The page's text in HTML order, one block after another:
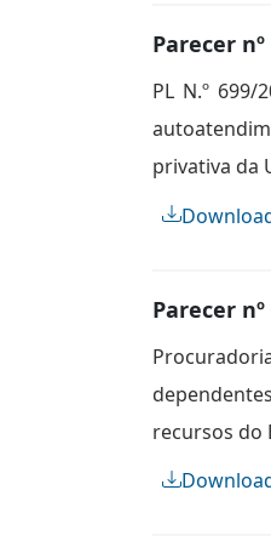
Parecer
PL N.º
privativa da
Parecer
recursos do